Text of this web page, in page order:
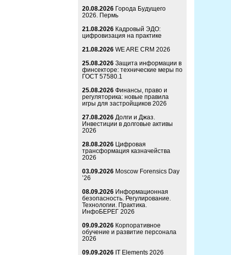
20.08.2026 Города Будущего
2026. Пермь
21.08.2026 Кадровый ЭДО:
цифровизация на практике
21.08.2026 WE ARE CRM 2026
25.08.2026 Защита информации в
финсекторе: технические меры по
ГОСТ 57580.1
25.08.2026 Финансы, право и
регуляторика: новые правила
игры для застройщиков 2026
27.08.2026 Долги и Джаз.
Инвестиции в долговые активы
2026
28.08.2026 Цифровая
трансформация казначейства
2026
03.09.2026 Moscow Forensics Day
’26
08.09.2026 Информационная
безопасность. Регулирование.
Технологии. Практика.
ИнфоБЕРЕГ 2026
09.09.2026 Корпоративное
обучение и развитие персонала
2026
09.09.2026 IT Elements 2026